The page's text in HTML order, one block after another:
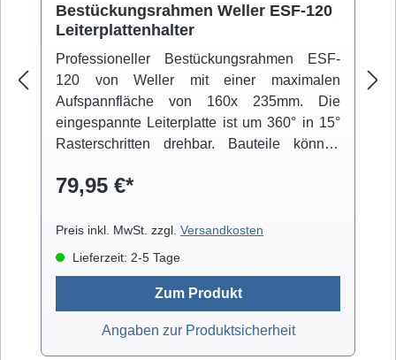
Bestückungsrahmen Weller ESF-120
Leiterplattenhalter
Professioneller Bestückungsrahmen ESF-
120 von Weller mit einer maximalen
Aufspannfläche von 160x 235mm. Die
eingespannte Leiterplatte ist um 360° in 15°
Rasterschritten drehbar. Bauteile können
Der niedrige Schwerpunkt der Konstruktion
einen rutschfesten Stand.
79,95 €*
Preis inkl. MwSt. zzgl. Versandkosten
Lieferzeit: 2-5 Tage
Zum Produkt
Angaben zur Produktsicherheit